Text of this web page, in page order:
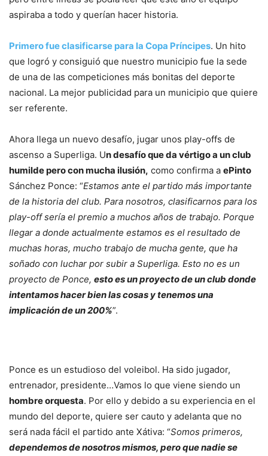
aspiraba a todo y querían hacer historia.
Primero fue clasificarse para la Copa Príncipes. Un hito
que logró y consiguió que nuestro municipio fue la sede
de una de las competiciones más bonitas del deporte
nacional. La mejor publicidad para un municipio que quiere
ser referente.
Ahora llega un nuevo desafío, jugar unos play-offs de
ascenso a Superliga. Un desafío que da vértigo a un club
humilde pero con mucha ilusión, como confirma a ePinto
Sánchez Ponce: “Estamos ante el partido más importante
de la historia del club. Para nosotros, clasificarnos para los
play-off sería el premio a muchos años de trabajo. Porque
llegar a donde actualmente estamos es el resultado de
muchas horas, mucho trabajo de mucha gente, que ha
soñado con luchar por subir a Superliga. Esto no es un
proyecto de Ponce, esto es un proyecto de un club donde
intentamos hacer bien las cosas y tenemos una
implicación de un 200%”.
Ponce es un estudioso del voleibol. Ha sido jugador,
entrenador, presidente…Vamos lo que viene siendo un
hombre orquesta. Por ello y debido a su experiencia en el
mundo del deporte, quiere ser cauto y adelanta que no
será nada fácil el partido ante Xátiva: “Somos primeros,
dependemos de nosotros mismos, pero que nadie se